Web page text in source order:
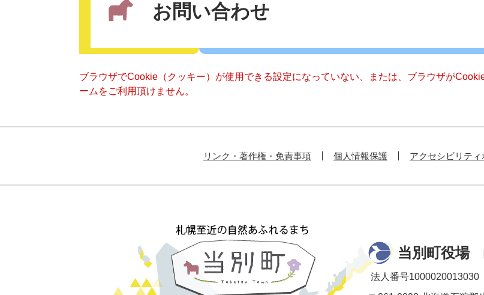
お問い合わせ
ブラウザでCookie（クッキー）が使用できる設定になっていない、または、ブラウザが
ームをご利用頂けません。
リンク・著作権・免責事項 個人情報保護 アクセシビリティ
当別町役場
法人番号1000020013030